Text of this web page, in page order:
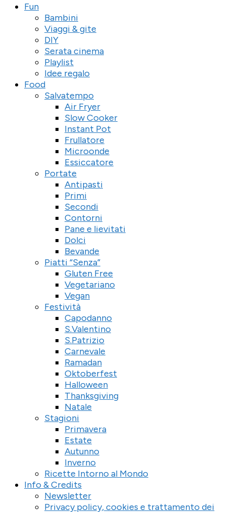
Fun
Bambini
Viaggi & gite
DIY
Serata cinema
Playlist
Idee regalo
Food
Salvatempo
Air Fryer
Slow Cooker
Instant Pot
Frullatore
Microonde
Essiccatore
Portate
Antipasti
Primi
Secondi
Contorni
Pane e lievitati
Dolci
Bevande
Piatti “Senza”
Gluten Free
Vegetariano
Vegan
Festività
Capodanno
S.Valentino
S.Patrizio
Carnevale
Ramadan
Oktoberfest
Halloween
Thanksgiving
Natale
Stagioni
Primavera
Estate
Autunno
Inverno
Ricette Intorno al Mondo
Info & Credits
Newsletter
Privacy policy, cookies e trattamento dei